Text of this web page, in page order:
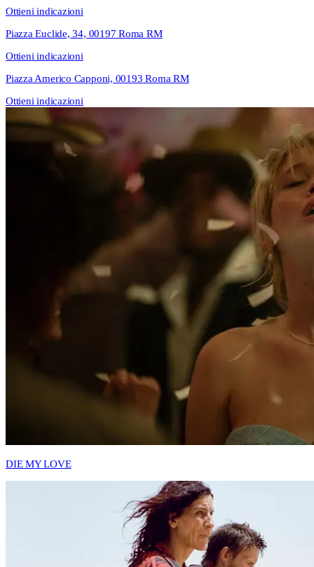
Ottieni indicazioni
Piazza Euclide, 34, 00197 Roma RM
Ottieni indicazioni
Piazza Americo Capponi, 00193 Roma RM
Ottieni indicazioni
DIE MY LOVE